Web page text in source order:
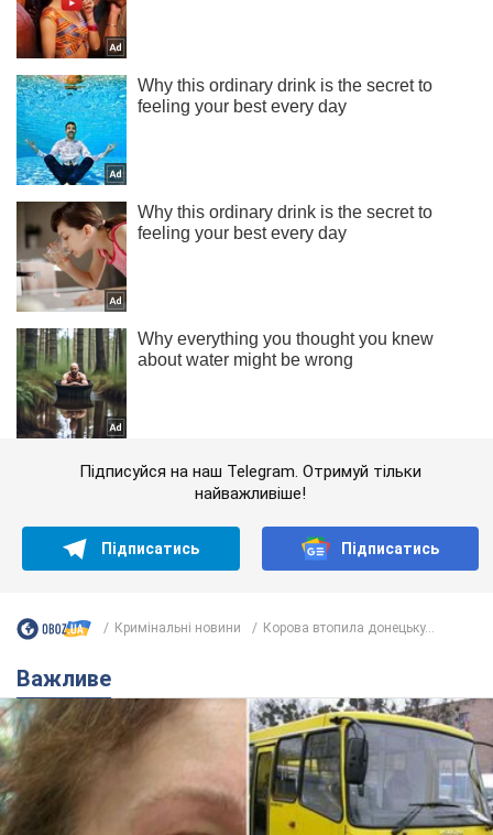
Підписуйся на наш Telegram. Отримуй тільки
найважливіше!
Підписатись Підписатись
Кримінальні новини Корова втопила донецьку...
Важливе